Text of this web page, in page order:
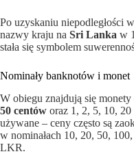
Po uzyskaniu niepodległości
nazwy kraju na Sri Lanka w
stała się symbolem
Nominały banknotów i monet
W obiegu znajdują się monety
50 centów oraz 1, 2, 5, 10,
używane – ceny często są
w nominałach 10, 20, 50,
LKR.